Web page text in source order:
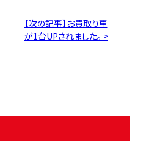
【次の記事】お買取り車
が1台UPされました。 >